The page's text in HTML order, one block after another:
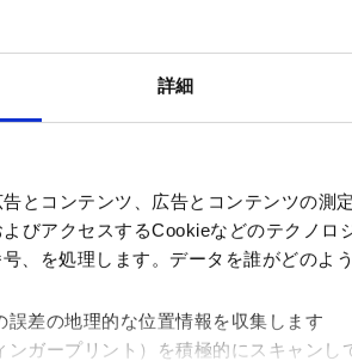
詳細
とコンテンツ、広告とコンテンツの測
びアクセスするCookieなどのテクノ
、を処理します。データを誰がどのよ
誤差の地理的な位置情報を収集します
ンガープリント）を積極的にスキャンし